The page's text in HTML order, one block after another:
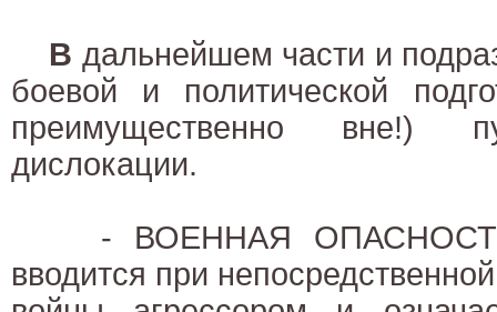
В дальнейшем части и
боевой и политической
преимущественно вне!)
дислокации.
- ВОЕННАЯ ОПАСНОСТЬ.
вводится при